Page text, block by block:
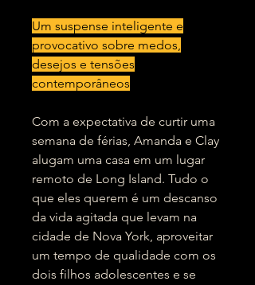
Um suspense inteligente e
provocativo sobre medos,
desejos e tensões
contemporâneos
Com a expectativa de curtir uma
semana de férias, Amanda e Clay
alugam uma casa em um lugar
remoto de Long Island. Tudo o
que eles querem é um descanso
da vida agitada que levam na
cidade de Nova York, aproveitar
um tempo de qualidade com os
dois filhos adolescentes e se